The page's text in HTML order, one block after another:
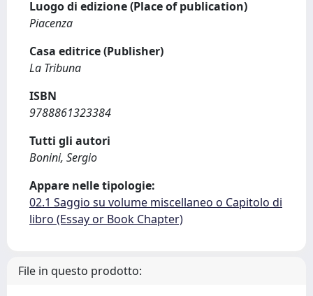
Luogo di edizione (Place of publication)
Piacenza
Casa editrice (Publisher)
La Tribuna
ISBN
9788861323384
Tutti gli autori
Bonini, Sergio
Appare nelle tipologie:
02.1 Saggio su volume miscellaneo o Capitolo di
libro (Essay or Book Chapter)
File in questo prodotto: